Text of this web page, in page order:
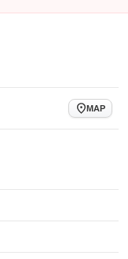
MAP